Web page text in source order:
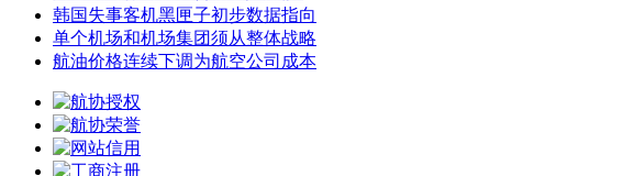
韩国失事客机黑匣子初步数据指向
单个机场和机场集团须从整体战略
航油价格连续下调为航空公司成本